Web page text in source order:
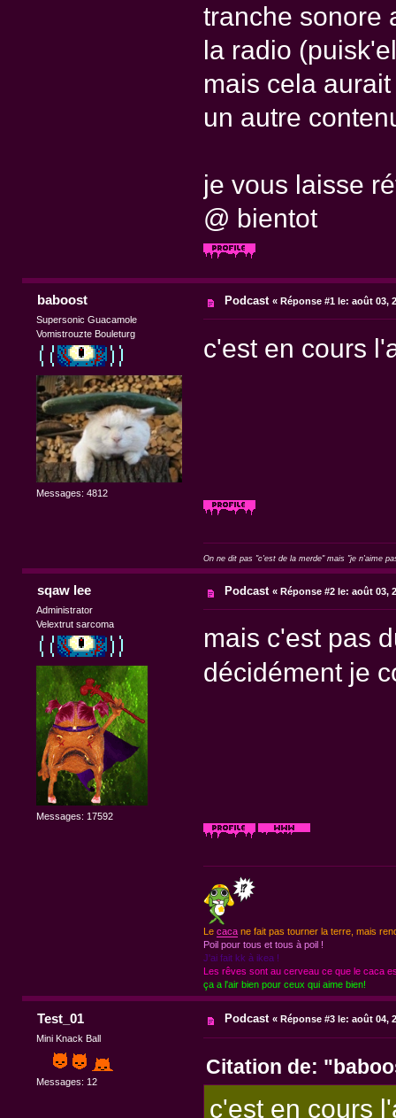
tranche sonore
la radio
mais cela
un autre
je vous laisse
@ bientot
baboost
Supersonic Guacamole
Vomistrouzte Bouleturg
Messages: 4812
Podcast «Réponse #1 le: août 03,
c'est en cours
On ne dit pas "c'est de la merde" mais "je n'aime
sqaw lee
Administrator
Velextrut sarcoma
Messages: 17592
Podcast «Réponse #2 le: août 03,
mais c'est pas
décidément je
Le cacane fait pas tourner la terre, mais
Poil pour tous et tous à poil !
J'ai fait kk à ikea !
Les rêves sont au cerveau ce que le caca
ça a l'air bien pour ceux qui aime bien!
Test_01
Mini Knack Ball
Messages: 12
Podcast « Réponse #3 le: août 04,
Citation de:
c'est en cours